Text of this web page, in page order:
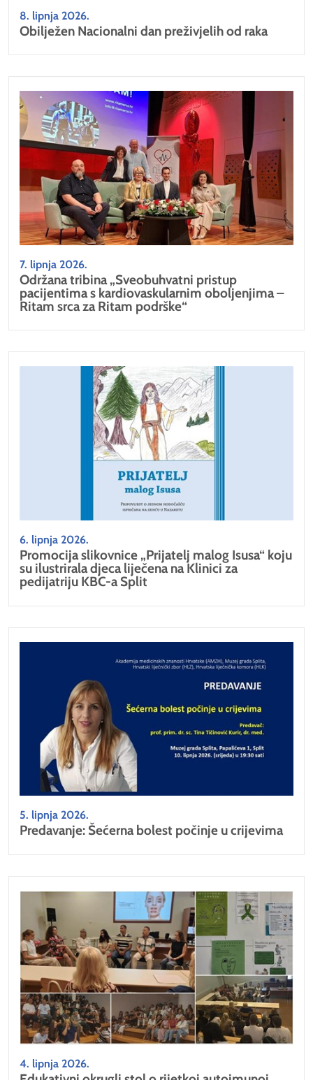
8. lipnja 2026.
Obilježen Nacionalni dan preživjelih od raka
7. lipnja 2026.
Održana tribina „Sveobuhvatni pristup
pacijentima s kardiovaskularnim oboljenjima –
Ritam srca za Ritam podrške“
6. lipnja 2026.
Promocija slikovnice „Prijatelj malog Isusa“ koju
su ilustrirala djeca liječena na Klinici za
pedijatriju KBC-a Split
5. lipnja 2026.
Predavanje: Šećerna bolest počinje u crijevima
4. lipnja 2026.